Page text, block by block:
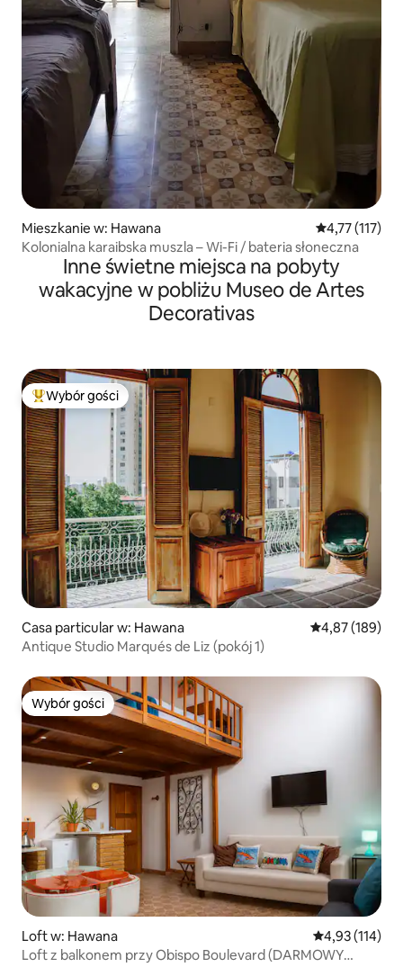
Mieszkanie w: Hawana Średnia
4,77 (117)
Kolonialna karaibska muszla – Wi-Fi / bateria słoneczna
Inne świetne miejsca na pobyty
wakacyjne w pobliżu Museo de Artes
Decorativas
Najpopularniejsze z kategorii Wybór gości
Wybór gości
Casa particular w: Hawana Średnia
4,87 (189)
Antique Studio Marqués de Liz (pokój 1)
Wybór gości
Wybór gości
Loft w: Hawana Średnia
4,93 (114)
Loft z balkonem przy Obispo Boulevard (DARMOWY